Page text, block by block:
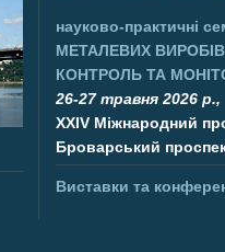
науково-практичні
МЕТАЛЕВИХ
КОНТРОЛЬ ТА
26-27 травня 2026 р.,
XXIV Міжнародний
Броварський
Виставки та